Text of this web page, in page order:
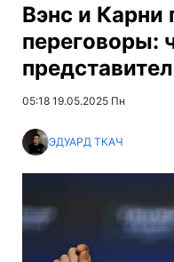
Вэнс и Карни
переговоры:
05:18 19.05.2025 Пн
ЭДУАРД ТКАЧ